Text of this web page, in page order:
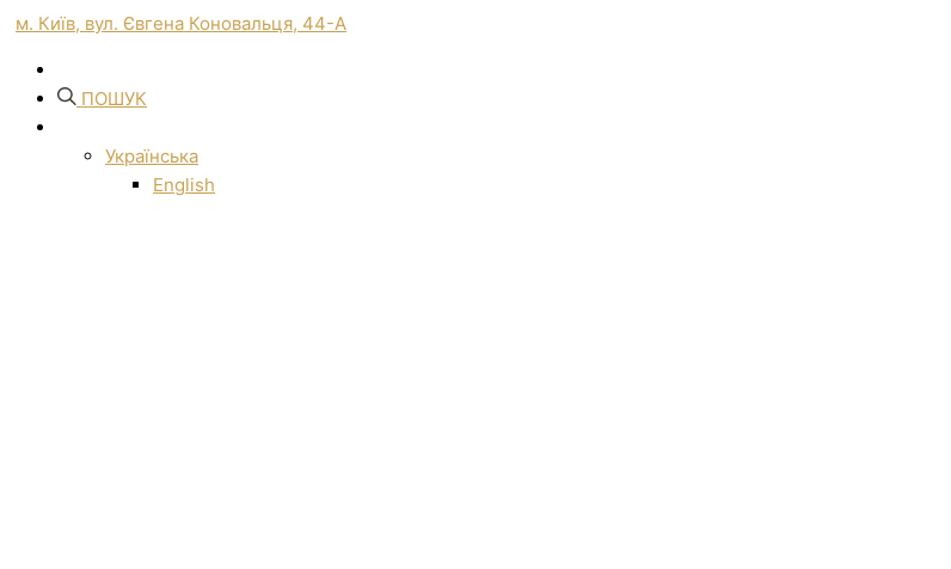
м. Київ, вул. Євгена Коновальця, 44-А
ПОШУК
Українська
English